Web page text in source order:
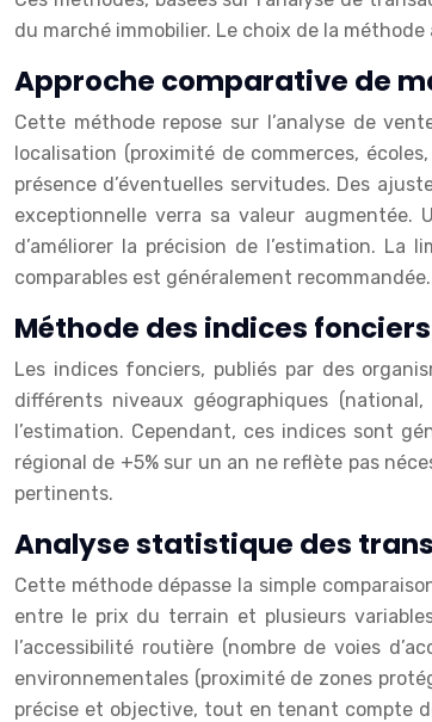
du marché immobilier. Le choix de la
Approche comparative de
Cette méthode repose sur l’analyse de
localisation (proximité de commerces,
présence d’éventuelles servitudes. Des
exceptionnelle verra sa valeur augmentée.
d’améliorer la précision de l’estimation.
comparables est généralement recommandée.
Méthode des indices fonciers
Les indices fonciers, publiés par des
différents niveaux géographiques
l’estimation. Cependant, ces indices sont
régional de +5% sur un an ne reflète pas
pertinents.
Analyse statistique des
Cette méthode dépasse la simple
entre le prix du terrain et plusieurs
l’accessibilité routière (nombre de voies
environnementales (proximité de zones
précise et objective, tout en tenant compte